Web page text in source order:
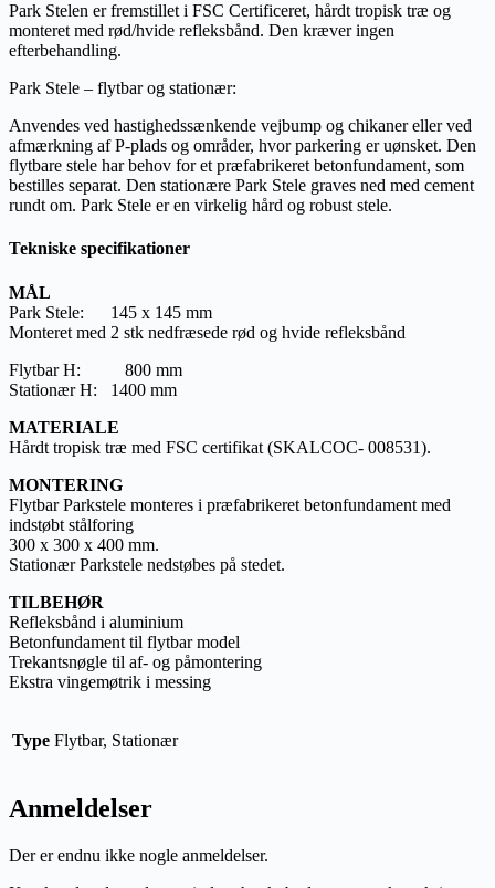
Park Stelen er fremstillet i FSC Certificeret, hårdt tropisk træ og
monteret med rød/hvide refleksbånd. Den kræver ingen
efterbehandling.
Park Stele – flytbar og stationær:
Anvendes ved hastighedssænkende vejbump og chikaner eller ved
afmærkning af P-plads og områder, hvor parkering er uønsket. Den
flytbare stele har behov for et præfabrikeret betonfundament, som
bestilles separat. Den stationære Park Stele graves ned med cement
rundt om. Park Stele er en virkelig hård og robust stele.
Tekniske specifikationer
MÅL
Park Stele: 145 x 145 mm
Monteret med 2 stk nedfræsede rød og hvide refleksbånd
Flytbar H: 800 mm
Stationær H: 1400 mm
MATERIALE
Hårdt tropisk træ med FSC certifikat (SKALCOC- 008531).
MONTERING
Flytbar Parkstele monteres i præfabrikeret betonfundament med
indstøbt stålforing
300 x 300 x 400 mm.
Stationær Parkstele nedstøbes på stedet.
TILBEHØR
Refleksbånd i aluminium
Betonfundament til flytbar model
Trekantsnøgle til af- og påmontering
Ekstra vingemøtrik i messing
Type Flytbar, Stationær
Anmeldelser
Der er endnu ikke nogle anmeldelser.